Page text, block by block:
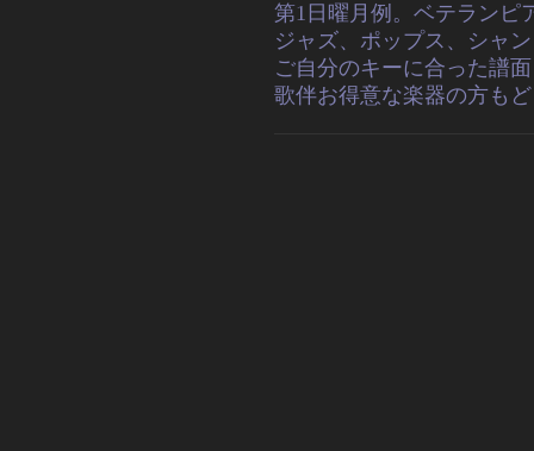
第1日曜月例。ベテランピ
ジャズ、ポップス、シャ
ご自分のキーに合った譜
歌伴お得意な楽器の方も